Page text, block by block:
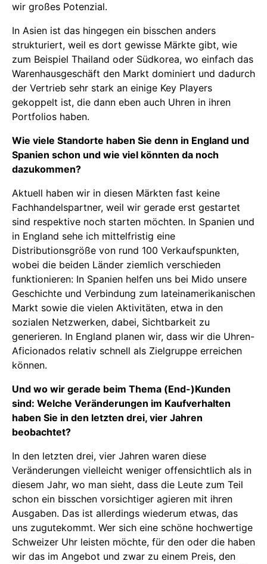
wir großes Potenzial.
In Asien ist das hingegen ein bisschen anders
strukturiert, weil es dort gewisse Märkte gibt, wie
zum Beispiel Thailand oder Südkorea, wo einfach das
Warenhausgeschäft den Markt dominiert und dadurch
der Vertrieb sehr stark an einige Key Players
gekoppelt ist, die dann eben auch Uhren in ihren
Portfolios haben.
Wie viele Standorte haben Sie denn in England und
Spanien schon und wie viel könnten da noch
dazukommen?
Aktuell haben wir in diesen Märkten fast keine
Fachhandelspartner, weil wir gerade erst gestartet
sind respektive noch starten möchten. In Spanien und
in England sehe ich mittelfristig eine
Distributionsgröße von rund 100 Verkaufspunkten,
wobei die beiden Länder ziemlich verschieden
funktionieren: In Spanien helfen uns bei Mido unsere
Geschichte und Verbindung zum lateinamerikanischen
Markt sowie die vielen Aktivitäten, etwa in den
sozialen Netzwerken, dabei, Sichtbarkeit zu
generieren. In England planen wir, dass wir die Uhren-
Aficionados relativ schnell als Zielgruppe erreichen
können.
Und wo wir gerade beim Thema (End-)Kunden
sind: Welche Veränderungen im Kaufverhalten
haben Sie in den letzten drei, vier Jahren
beobachtet?
In den letzten drei, vier Jahren waren diese
Veränderungen vielleicht weniger offensichtlich als in
diesem Jahr, wo man sieht, dass die Leute zum Teil
schon ein bisschen vorsichtiger agieren mit ihren
Ausgaben. Das ist allerdings wiederum etwas, das
uns zugutekommt. Wer sich eine schöne hochwertige
Schweizer Uhr leisten möchte, für den oder die haben
wir das im Angebot und zwar zu einem Preis, den